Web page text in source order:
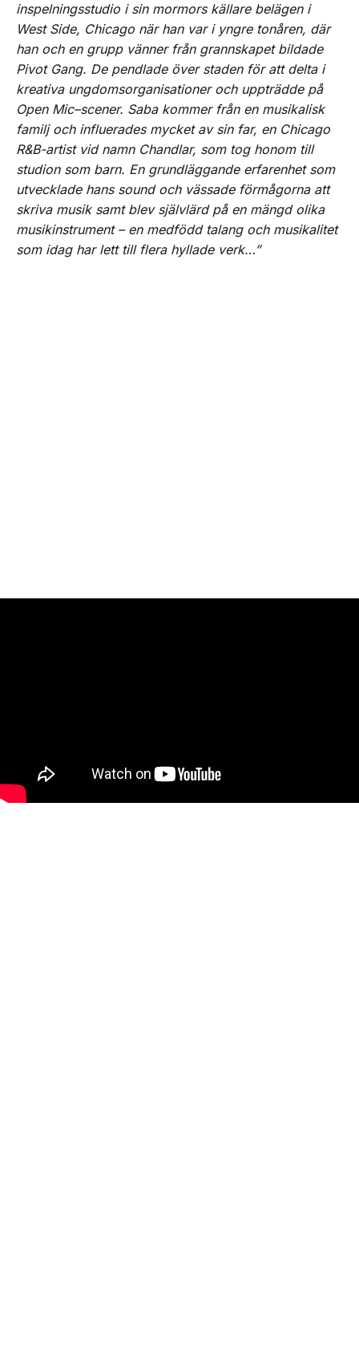
inspelningsstudio i sin mormors källare belägen i
West Side, Chicago när han var i yngre tonåren, där
han och en grupp vänner från grannskapet bildade
Pivot Gang. De pendlade över staden för att delta i
kreativa ungdomsorganisationer och uppträdde på
Open Mic–scener. Saba kommer från en musikalisk
familj och influerades mycket av sin far, en Chicago
R&B-artist vid namn Chandlar, som tog honom till
studion som barn. En grundläggande erfarenhet som
utvecklade hans sound och vässade förmågorna att
skriva musik samt blev självlärd på en mängd olika
musikinstrument – en medfödd talang och musikalitet
som idag har lett till flera hyllade verk…”